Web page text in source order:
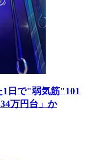
日で"弱気筋"101
万円台」か